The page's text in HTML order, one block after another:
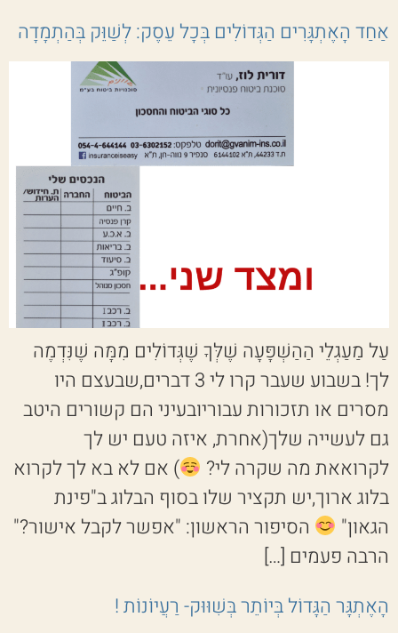
אַחַד הָאֶתְגָּרִים הַגְּדוֹלִים בְּכָל עֵסֶק: לְשַׁוֵּק בְּהַתְמָדָה
עַל מַעַגְלֵי הַהַשְׁפָּעָה שֶׁלְּךָ שֶׁגְּדוֹלִים מִמָּה שֶׁנִּדְמֶה
לך! בשבוע שעבר קרו לי 3 דברים,שבעצם היו
מסרים או תזכורות עבוריובעיני הם קשורים היטב
גם לעשייה שלך(אחרת, איזה טעם יש לך
לקרואאת מה שקרה לי?
) אם לא בא לך לקרוא
בלוג ארוך,יש תקציר שלו בסוף הבלוג ב"פינת
הגאון"
הסיפור הראשון: "אפשר לקבל אישור?"
הרבה פעמים […]
הָאֶתְגָּר הַגָּדוֹל בְּיוֹתֵר בְּשִׁוּוּק- רַעֲיוֹנוֹת !